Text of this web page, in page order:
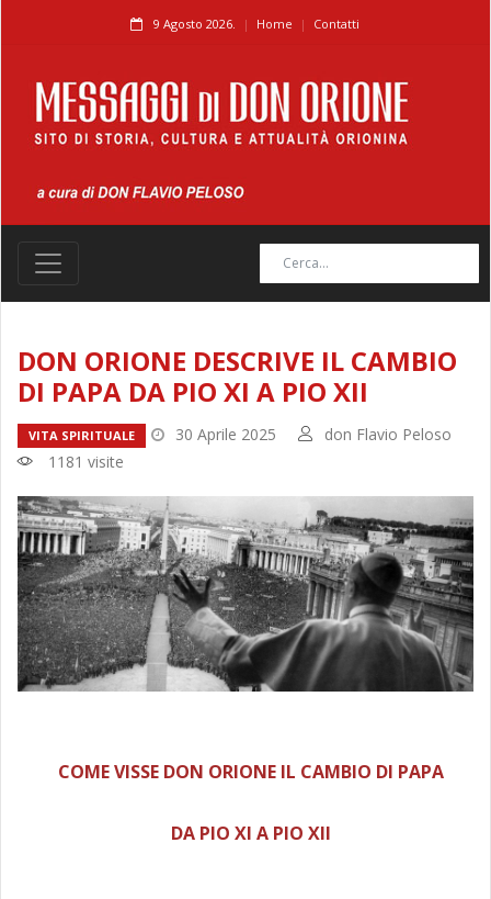
9 Agosto 2026. Home Contatti
DON ORIONE DESCRIVE IL CAMBIO
DI PAPA DA PIO XI A PIO XII
VITA SPIRITUALE 30 Aprile 2025
don Flavio Peloso
1181 visite
COME VISSE DON ORIONE IL CAMBIO DI PAPA
DA PIO XI A PIO XII